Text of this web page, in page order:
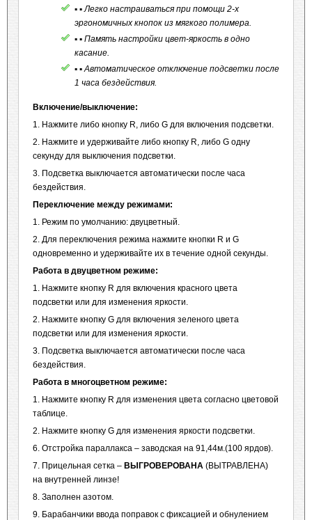
▪ ▪ Легко настраиваться при помощи 2-х
эргономичных кнопок из мягкого полимера.
▪ ▪ Память настройки цвет-яркость в одно
касание.
▪ ▪ Автоматическое отключение подсветки после
1 часа бездействия.
Включение/выключение:
1. Нажмите либо кнопку R, либо G для включения подсветки.
2. Нажмите и удерживайте либо кнопку R, либо G одну
секунду для выключения подсветки.
3. Подсветка выключается автоматически после часа
бездействия.
Переключение между режимами:
1. Режим по умолчанию: двуцветный.
2. Для переключения режима нажмите кнопки R и G
одновременно и удерживайте их в течение одной секунды.
Работа в двуцветном режиме:
1. Нажмите кнопку R для включения красного цвета
подсветки или для изменения яркости.
2. Нажмите кнопку G для включения зеленого цвета
подсветки или для изменения яркости.
3. Подсветка выключается автоматически после часа
бездействия.
Работа в многоцветном режиме:
1. Нажмите кнопку R для изменения цвета согласно цветовой
таблице.
2. Нажмите кнопку G для изменения яркости подсветки.
6. Отстройка параллакса – заводская на 91,44м.(100 ярдов).
7. Прицельная сетка – ВЫГРОВЕРОВАНА (ВЫТРАВЛЕНА)
на внутренней линзе!
8. Заполнен азотом.
9. Барабанчики ввода поправок с фиксацией и обнулением